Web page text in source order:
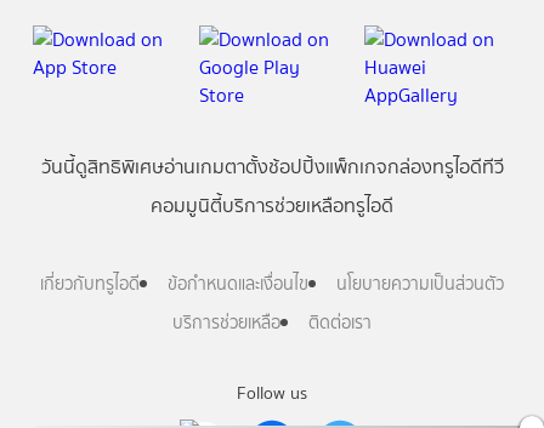
Follow us
วันนี้ดูสิทธิพิเศษอ่านเกมตาตั้งช้อปปิ้งแพ็กเกจกล่องทรูไอดีทีวี
คอมมูนิตี้บริการช่วยเหลือทรูไอดี
เกี่ยวกับทรูไอดี ข้อกำหนดและเงื่อนไข
นโยบายความเป็นส่วนตัว
บริการช่วยเหลือ
ติดต่อเรา